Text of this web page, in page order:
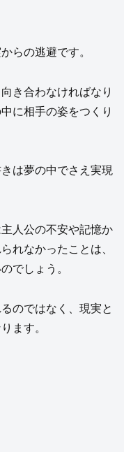
らの逃避です。
き合わなければなり
に相手の姿をつくり
は夢の中でさえ実現
人公の不安や記憶か
れなかったことは、
でしょう。
のではなく、現実と
ます。